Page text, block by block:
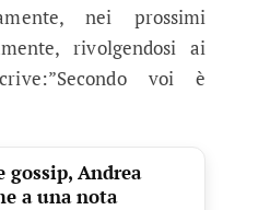
nei prossimi
rivolgendosi ai
voi è
gossip, Andrea
a una nota